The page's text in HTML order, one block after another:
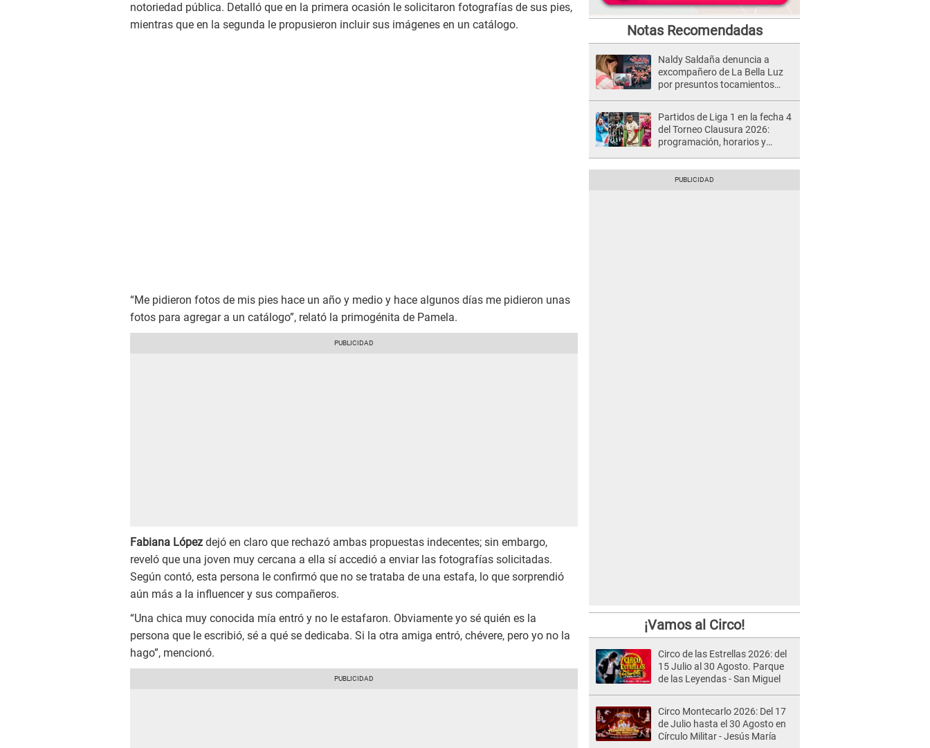
notoriedad pública. Detalló que en la primera ocasión le solicitaron fotografías de sus pies,
mientras que en la segunda le propusieron incluir sus imágenes en un catálogo.
“Me pidieron fotos de mis pies hace un año y medio y hace algunos días me pidieron unas
fotos para agregar a un catálogo”, relató la primogénita de Pamela.
Fabiana López dejó en claro que rechazó ambas propuestas indecentes; sin embargo,
reveló que una joven muy cercana a ella sí accedió a enviar las fotografías solicitadas.
Según contó, esta persona le confirmó que no se trataba de una estafa, lo que sorprendió
aún más a la influencer y sus compañeros.
“Una chica muy conocida mía entró y no le estafaron. Obviamente yo sé quién es la
persona que le escribió, sé a qué se dedicaba. Si la otra amiga entró, chévere, pero yo no la
hago”, mencionó.
Notas Recomendadas
Naldy Saldaña denuncia a
excompañero de La Bella Luz
por presuntos tocamientos
Partidos de Liga 1 en la fecha 4
del Torneo Clausura 2026:
programación, horarios y
¡Vamos al Circo!
Circo de las Estrellas 2026: del
15 Julio al 30 Agosto. Parque
de las Leyendas - San Miguel
Circo Montecarlo 2026: Del 17
de Julio hasta el 30 Agosto en
Círculo Militar - Jesús María